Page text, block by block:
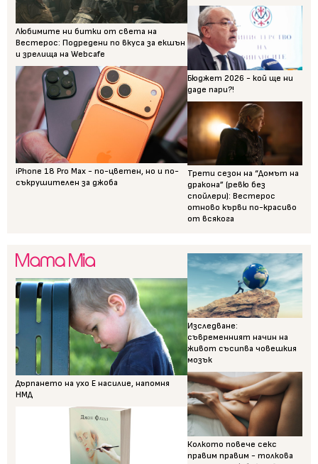
Любимите ни битки от света на
Вестерос: Подредени по вкуса за екшън
и зрелища на Webcafe
iPhone 18 Pro Max - по-цветен, но и по-
съкрушителен за джоба
Бюджет 2026 - кой ще ни
даде пари?!
Трети сезон на “Домът на
дракона” (ревю без
спойлери): Вестерос
отново кърви по-красиво
от всякога
Дърпането на ухо Е насилие, напомня
НМД
Изследване:
съвременният начин на
живот съсипва човешкия
мозък
Колкото повече секс
правим правим - толкова